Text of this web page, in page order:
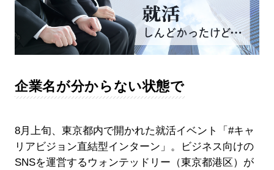
企業名が分からない状態で
8月上旬、東京都内で開かれた就活イベント「#キャ
リアビジョン直結型インターン」。ビジネス向けの
SNSを運営するウォンテッドリー（東京都港区）が